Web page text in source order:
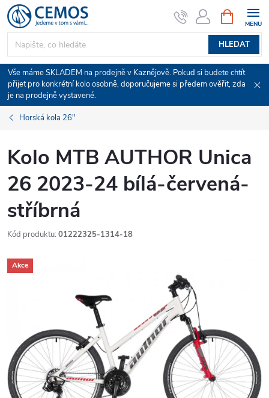
Přejít
na
obsah
HLEDAT
NÁKUPNÍ
KOŠÍK
Vše máme SKLADEM na prodejně v Kaznějově. Pokud si budete chtít
přijet pro konkrétní kolo osobně, doporučujeme si předem ověřit, zda
je na prodejně vystavené.
Horská kola 26"
Kolo MTB AUTHOR Unica
26 2023-24 bílá-červená-
stříbrná
Kód produktu: 01222325-1314-18
Akce